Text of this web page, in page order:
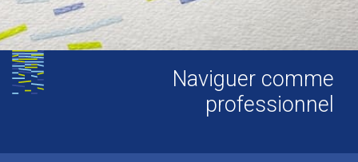
Naviguer comme
professionnel